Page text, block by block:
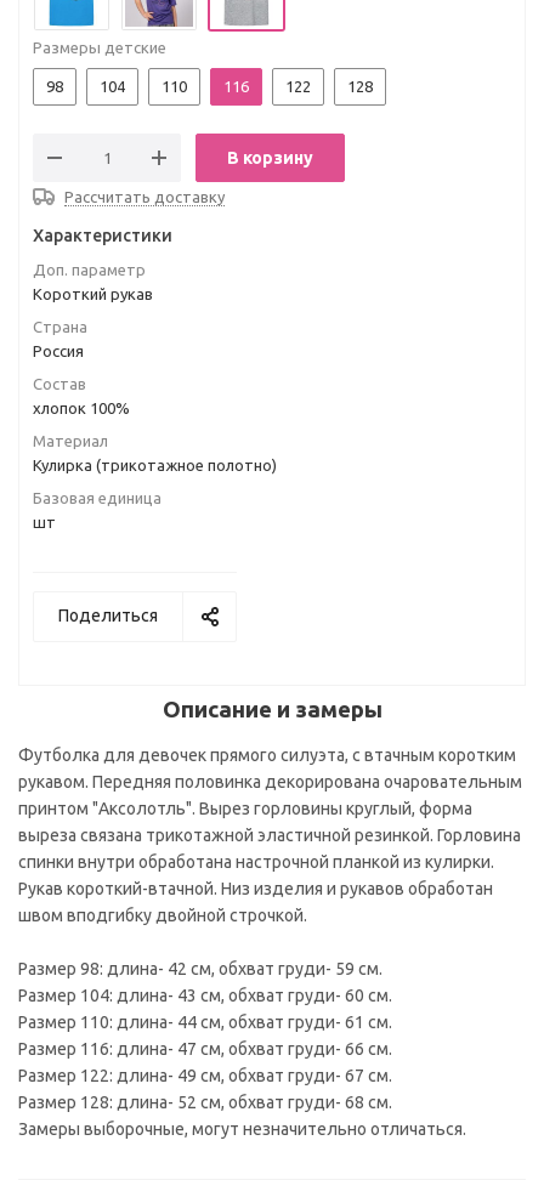
Размеры детские
98 104 110 116 122 128
В корзину
Рассчитать доставку
Характеристики
Доп. параметр
Короткий рукав
Страна
Россия
Состав
хлопок 100%
Материал
Кулирка (трикотажное полотно)
Базовая единица
шт
Поделиться
Описание и замеры
Футболка для девочек прямого силуэта, с втачным коротким
рукавом. Передняя половинка декорирована очаровательным
принтом "Аксолотль". Вырез горловины круглый, форма
выреза связана трикотажной эластичной резинкой. Горловина
спинки внутри обработана настрочной планкой из кулирки.
Рукав короткий-втачной. Низ изделия и рукавов обработан
швом вподгибку двойной строчкой.
Размер 98: длина- 42 см, обхват груди- 59 см.
Размер 104: длина- 43 см, обхват груди- 60 см.
Размер 110: длина- 44 см, обхват груди- 61 см.
Размер 116: длина- 47 см, обхват груди- 66 см.
Размер 122: длина- 49 см, обхват груди- 67 см.
Размер 128: длина- 52 см, обхват груди- 68 см.
Замеры выборочные, могут незначительно отличаться.